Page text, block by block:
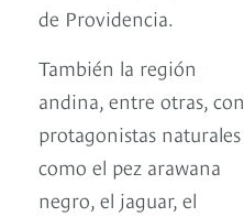
de Providencia.
También la región
andina, entre otras, con
protagonistas naturales
como el pez arawana
negro, el jaguar, el